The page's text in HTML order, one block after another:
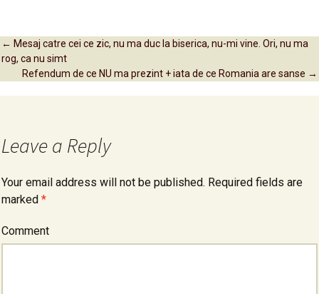
Post navigation
← Mesaj catre cei ce zic, nu ma duc la biserica, nu-mi vine. Ori, nu ma
rog, ca nu simt
Refendum de ce NU ma prezint + iata de ce Romania are sanse →
Leave a Reply
Your email address will not be published. Required fields are
marked *
Comment